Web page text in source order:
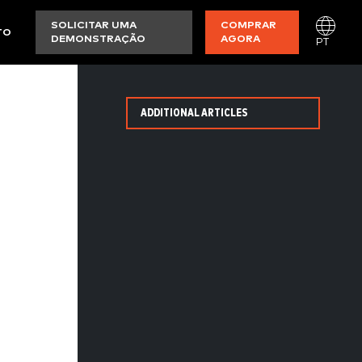
SOLICITAR UMA
DEMONSTRAÇÃO
COMPRAR
AGORA
PT
ADDITIONAL ARTICLES